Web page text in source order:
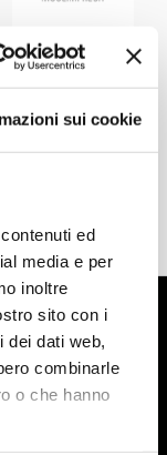
sui cookie
ed
media e per
inoltre
sito con i
dati web,
combinarle
o che hanno